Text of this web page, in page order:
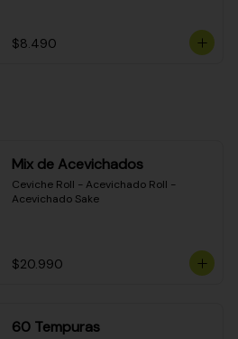
$8.490
Mix de Acevichados
Ceviche Roll - Acevichado Roll -
Acevichado Sake
$20.990
60 Tempuras